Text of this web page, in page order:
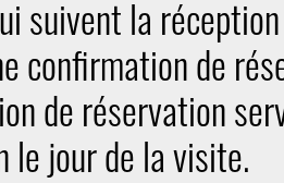
suivent la
confirmation de
de réservation
le jour de la visite.